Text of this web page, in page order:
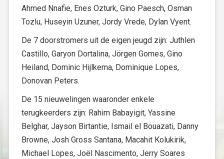
Ahmed Nnafie, Enes Ozturk, Gino Paesch, Osman
Tozlu, Huseyin Uzuner, Jordy Vrede, Dylan Vyent.
De 7 doorstromers uit de eigen jeugd zijn: Juthlen
Castillo, Garyon Dortalina, Jörgen Gomes, Gino
Heiland, Dominic Hijlkema, Dominique Lopes,
Donovan Peters.
De 15 nieuwelingen waaronder enkele
terugkeerders zijn: Rahim Babayigit, Yassine
Belghar, Jayson Birtantie, Ismail el Bouazati, Danny
Browne, Josh Gross Santana, Macahit Kolukirik,
Michael Lopes, Joël Nascimento, Jerry Soares